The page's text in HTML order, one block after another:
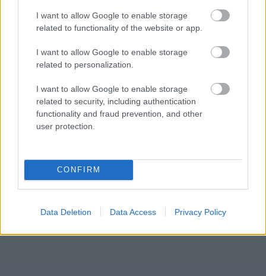
I want to allow Google to enable storage
related to functionality of the website or app.
I want to allow Google to enable storage
related to personalization.
I want to allow Google to enable storage
related to security, including authentication
functionality and fraud prevention, and other
user protection.
CONFIRM
Data Deletion Data Access Privacy Policy
NÉPSZERŰ